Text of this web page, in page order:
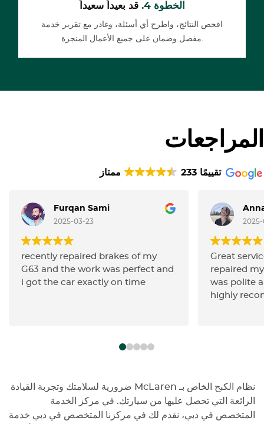
الخطوة 4. قد بعيداً سعيداً
افحص النتائج، واطرح أي أسئلة، وغادر مع تقرير خدمة
مفصل وضمان على جميع الأعمال المنجزة.
المراجعات
ممتاز 233 تقييمًا
Furqan Sami
2025-03-23
recently repaired brakes of my
G63 and the work was perfect and
i got the car exactly on time
2025-
Great
repaired
was polite
highly
نظام الكبح الخاص بـ McLaren ضرورية لسلامتك وتجربة القيادة
الرائعة التي تحصل عليها من سيارتك. في مركز الخدمة
المتخصص في دبي، نقدم لك في مركزنا المتخصص في دبي خدمة